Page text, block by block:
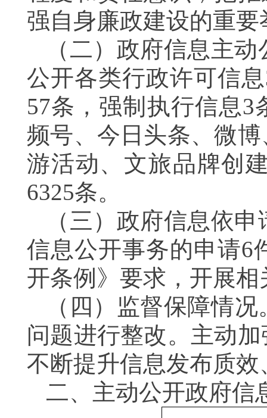
强自身廉政建设的重要
（二）政府信息主
公开各类行政许可信
57条，强制执行信息3
频号、今日头条、微
游活动、文旅品牌创
6325条。
（三）政府信息依
信息公开事务的申请6
开条例》要求，开展相
（四）监督保障情
问题进行整改。主动
不断提升信息发布质
二、主动公开政府信